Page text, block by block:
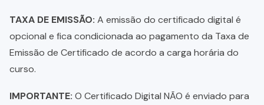
TAXA DE EMISSÃO: A emissão do certificado digital é
opcional e fica condicionada ao pagamento da Taxa de
Emissão de Certificado de acordo a carga horária do
curso.
IMPORTANTE: O Certificado Digital NÃO é enviado para